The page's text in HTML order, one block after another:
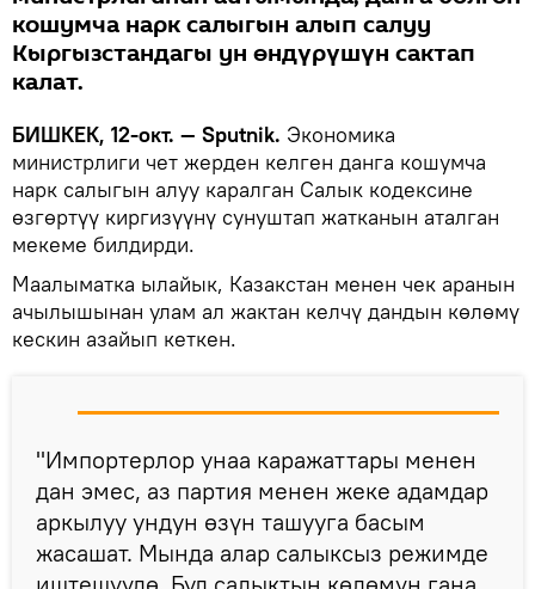
кошумча нарк салыгын алып салуу
Кыргызстандагы ун өндүрүшүн сактап
калат.
БИШКЕК, 12-окт. — Sputnik. Экономика
министрлиги чет жерден келген данга кошумча
нарк салыгын алуу каралган Салык кодексине
өзгөртүү киргизүүнү сунуштап жатканын аталган
мекеме билдирди.
Маалыматка ылайык, Казакстан менен чек аранын
ачылышынан улам ал жактан келчү дандын көлөмү
кескин азайып кеткен.
"Импортерлор унаа каражаттары менен
дан эмес, аз партия менен жеке адамдар
аркылуу ундун өзүн ташууга басым
жасашат. Мында алар салыксыз режимде